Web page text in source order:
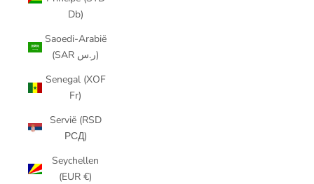
Db)
Saoedi-Arabië
(SAR ر.س)
Senegal (XOF
Fr)
Servië (RSD
РСД)
Seychellen
(EUR €)